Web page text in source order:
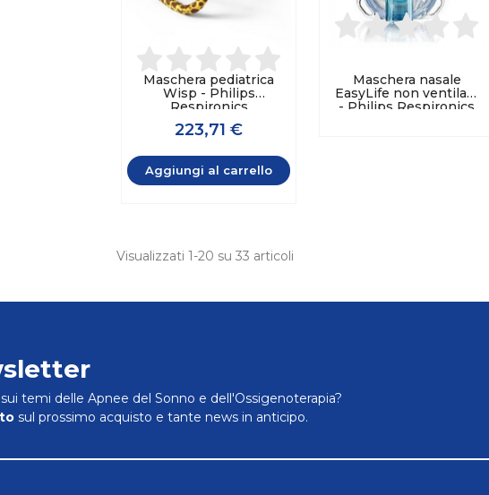
Maschera pediatrica
Wisp - Philips
Respironics
223,71 €
Aggiungi al carrello
Maschera nasale
EasyLife non ventilata
- Philips Respironics
Visualizzati 1-20 su 33 articoli
temi delle Apnee del Sonno e dell'Ossigenoterapia?
sul prossimo acquisto e tante news in anticipo.